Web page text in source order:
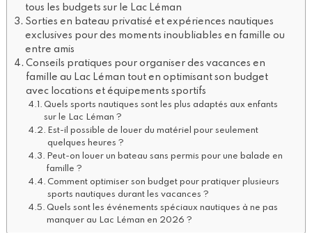
tous les budgets sur le Lac Léman
Sorties en bateau privatisé et expériences nautiques
exclusives pour des moments inoubliables en famille ou
entre amis
Conseils pratiques pour organiser des vacances en
famille au Lac Léman tout en optimisant son budget
avec locations et équipements sportifs
Quels sports nautiques sont les plus adaptés aux enfants
sur le Lac Léman ?
Est-il possible de louer du matériel pour seulement
quelques heures ?
Peut-on louer un bateau sans permis pour une balade en
famille ?
Comment optimiser son budget pour pratiquer plusieurs
sports nautiques durant les vacances ?
Quels sont les événements spéciaux nautiques à ne pas
manquer au Lac Léman en 2026 ?